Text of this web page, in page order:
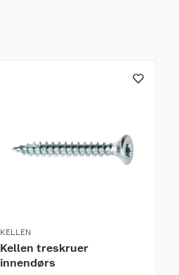
KELLEN
Kellen treskruer
innendørs